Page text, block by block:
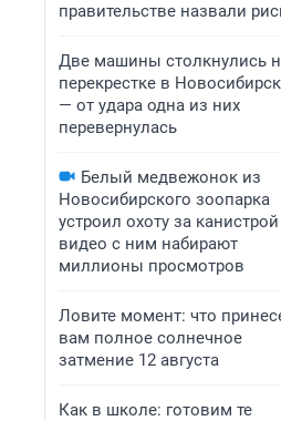
правительстве назвали
Две машины столкнулись
перекрестке в
— от удара одна из них
перевернулась
Белый медвежонок из
Новосибирского зоопарка
устроил охоту за
видео с ним набирают
миллионы просмотров
Ловите момент: что
вам полное солнечное
затмение 12 августа
Как в школе: готовим те